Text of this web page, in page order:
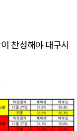
찬성해야 대구시